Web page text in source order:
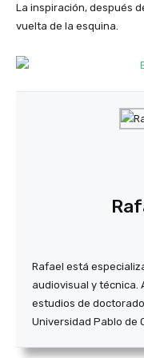
La inspiración, después
vuelta de la esquina.
Rafael está
audiovisual y técnica.
estudios de
Universidad Pablo de